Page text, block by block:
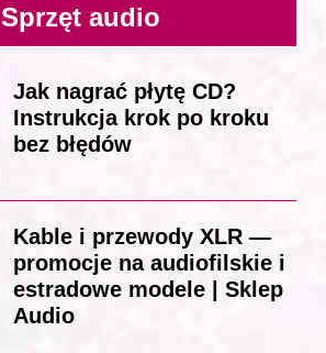
Sprzęt audio
Jak nagrać płytę CD?
Instrukcja krok po kroku
bez błędów
Kable i przewody XLR —
promocje na audiofilskie i
estradowe modele | Sklep
Audio